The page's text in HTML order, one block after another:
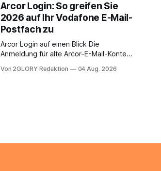
Arcor Login: So greifen Sie
2026 auf Ihr Vodafone E-Mail-
Postfach zu
Arcor Login auf einen Blick Die
Anmeldung für alte Arcor-E-Mail-Konten
noch eine e mail adresse mit der Endung
Von 2GLORY Redaktion 04 Aug. 2026